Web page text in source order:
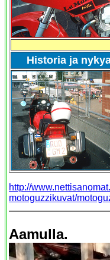
Historia ja
http://
motoguzzikuvat/
Aamulla.